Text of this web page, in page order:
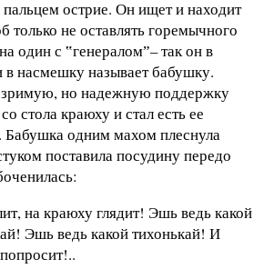
острие. Он ищет и находит
только не оставлять горемычного
один с ‟генераломˮ– так он в
в насмешку называет бабушку.
но надежную поддержку
стола краюху и стал есть ее
Бабушка одним махом плеснула
поставила посудину передо
на краюху глядит! Эшь ведь какой
Эшь ведь какой тихонькай! И